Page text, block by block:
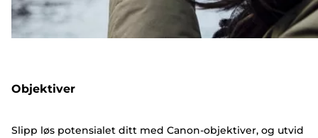
Objektiver
Slipp løs potensialet ditt med Canon-objektiver, og utvid